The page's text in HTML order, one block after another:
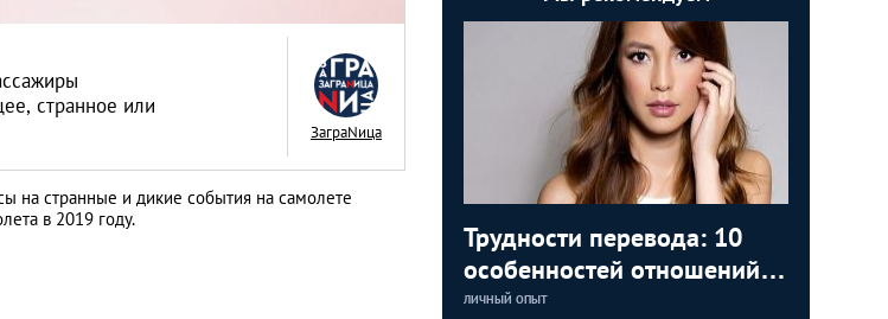
странное или
ЗаграNица
на странные и дикие события на самолете
в 2019 году.
Трудности перевода: 10
особенностей отношений с
тайками
ЛИЧНЫЙ ОПЫТ